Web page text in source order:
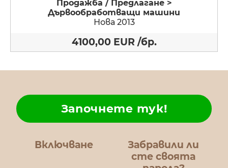
Продажба / Предлагане >
Дървообработващи машини
Нова 2013
4100,00 EUR /бр.
Включване
Забравили ли
сте своята
Започнете тук!